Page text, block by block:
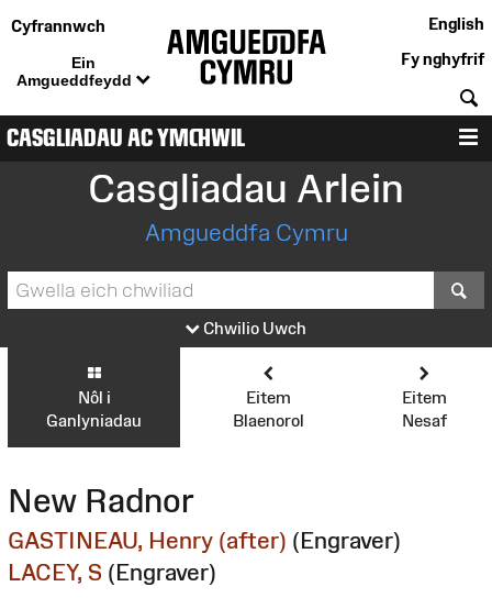
Cyfrannwch
Ein
Amgueddfeydd
English
Fy nghyfrif
CASGLIADAU AC YMCHWIL
Casgliadau Arlein
Amgueddfa Cymru
Chwilio Uwch
Nôl i
Ganlyniadau
Eitem
Blaenorol
Eitem
Nesaf
New Radnor
GASTINEAU, Henry (after) (Engraver)
LACEY, S (Engraver)